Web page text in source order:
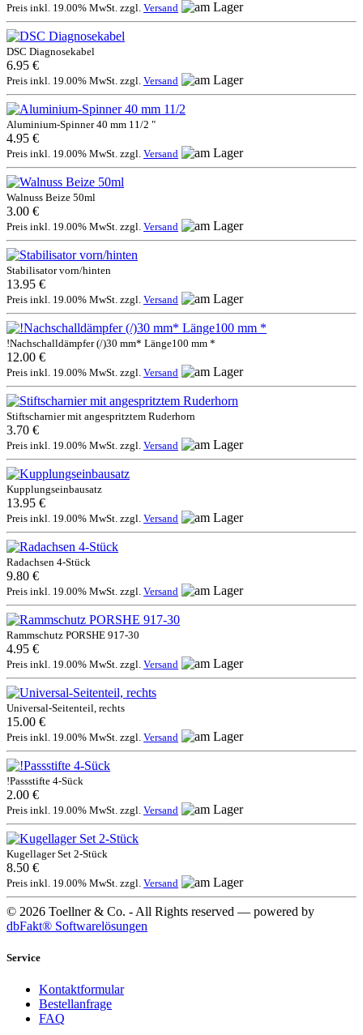
Preis inkl. 19.00% MwSt. zzgl. Versand
DSC Diagnosekabel
6.95 €
Preis inkl. 19.00% MwSt. zzgl. Versand
Aluminium-Spinner 40 mm 11/2 "
4.95 €
Preis inkl. 19.00% MwSt. zzgl. Versand
Walnuss Beize 50ml
3.00 €
Preis inkl. 19.00% MwSt. zzgl. Versand
Stabilisator vorn/hinten
13.95 €
Preis inkl. 19.00% MwSt. zzgl. Versand
!Nachschalldämpfer (/)30 mm* Länge100 mm *
12.00 €
Preis inkl. 19.00% MwSt. zzgl. Versand
Stiftscharnier mit angespritztem Ruderhorn
3.70 €
Preis inkl. 19.00% MwSt. zzgl. Versand
Kupplungseinbausatz
13.95 €
Preis inkl. 19.00% MwSt. zzgl. Versand
Radachsen 4-Stück
9.80 €
Preis inkl. 19.00% MwSt. zzgl. Versand
Rammschutz PORSHE 917-30
4.95 €
Preis inkl. 19.00% MwSt. zzgl. Versand
Universal-Seitenteil, rechts
15.00 €
Preis inkl. 19.00% MwSt. zzgl. Versand
!Passstifte 4-Sück
2.00 €
Preis inkl. 19.00% MwSt. zzgl. Versand
Kugellager Set 2-Stück
8.50 €
Preis inkl. 19.00% MwSt. zzgl. Versand
© 2026 Toellner & Co. - All Rights reserved — powered by
dbFakt® Softwarelösungen
Service
Kontaktformular
Bestellanfrage
FAQ